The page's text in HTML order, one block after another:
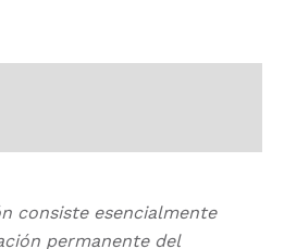
consiste esencialmente
permanente del